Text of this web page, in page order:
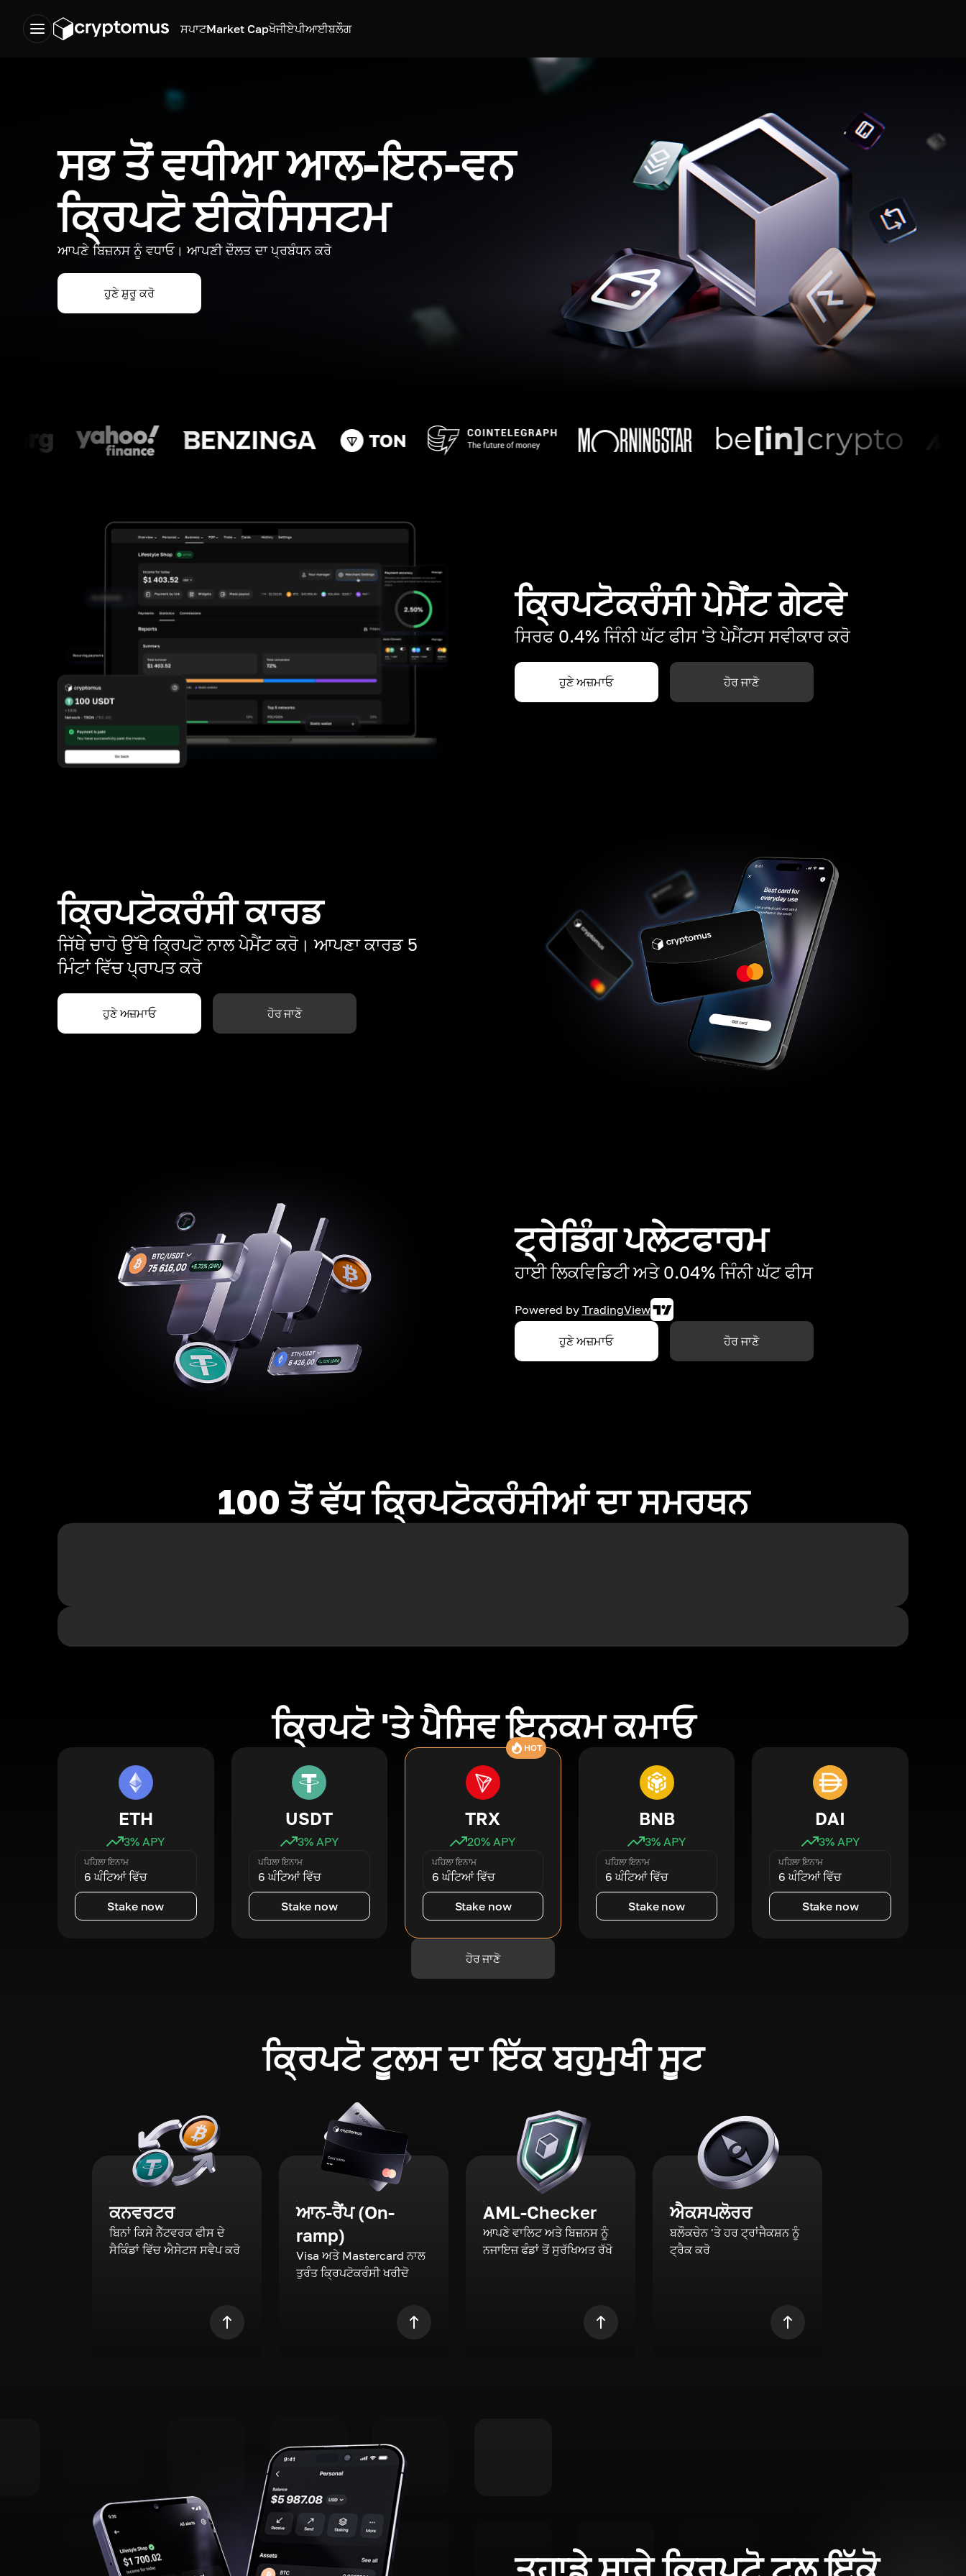
ਸਪਾਟMarket Capਖੋਜੀਏਪੀਆਈਬਲੌਗ
ਸਭ ਤੋਂ ਵਧੀਆ ਆਲ-ਇਨ-ਵਨ
ਕ੍ਰਿਪਟੋ ਈਕੋਸਿਸਟਮ
ਆਪਣੇ ਬਿਜ਼ਨਸ ਨੂੰ ਵਧਾਓ। ਆਪਣੀ ਦੌਲਤ ਦਾ ਪ੍ਰਬੰਧਨ ਕਰੋ
ਹੁਣੇ ਸ਼ੁਰੂ ਕਰੋ
ਕ੍ਰਿਪਟੋਕਰੰਸੀ ਪੇਮੈਂਟ ਗੇਟਵੇ
ਸਿਰਫ 0.4% ਜਿੰਨੀ ਘੱਟ ਫੀਸ 'ਤੇ ਪੇਮੈਂਟਸ ਸਵੀਕਾਰ ਕਰੋ
ਹੁਣੇ ਅਜ਼ਮਾਓ ਹੋਰ ਜਾਣੋ
ਕ੍ਰਿਪਟੋਕਰੰਸੀ ਕਾਰਡ
ਜਿੱਥੇ ਚਾਹੋ ਉੱਥੇ ਕ੍ਰਿਪਟੋ ਨਾਲ ਪੇਮੈਂਟ ਕਰੋ। ਆਪਣਾ ਕਾਰਡ 5
ਮਿੰਟਾਂ ਵਿੱਚ ਪ੍ਰਾਪਤ ਕਰੋ
ਹੁਣੇ ਅਜ਼ਮਾਓ ਹੋਰ ਜਾਣੋ
ਟ੍ਰੇਡਿੰਗ ਪਲੇਟਫਾਰਮ
ਹਾਈ ਲਿਕਵਿਡਿਟੀ ਅਤੇ 0.04% ਜਿੰਨੀ ਘੱਟ ਫੀਸ
Powered by TradingView
ਹੁਣੇ ਅਜ਼ਮਾਓ ਹੋਰ ਜਾਣੋ
100 ਤੋਂ ਵੱਧ ਕ੍ਰਿਪਟੋਕਰੰਸੀਆਂ ਦਾ ਸਮਰਥਨ
ਕ੍ਰਿਪਟੋ 'ਤੇ ਪੈਸਿਵ ਇਨਕਮ ਕਮਾਓ
ETH
3% APY
ਪਹਿਲਾ ਇਨਾਮ
6 ਘੰਟਿਆਂ ਵਿੱਚ
Stake now
USDT
3% APY
ਪਹਿਲਾ ਇਨਾਮ
6 ਘੰਟਿਆਂ ਵਿੱਚ
Stake now
HOT
TRX
20% APY
ਪਹਿਲਾ ਇਨਾਮ
6 ਘੰਟਿਆਂ ਵਿੱਚ
Stake now
BNB
3% APY
ਪਹਿਲਾ ਇਨਾਮ
6 ਘੰਟਿਆਂ ਵਿੱਚ
Stake now
DAI
3% APY
ਪਹਿਲਾ ਇਨਾਮ
6 ਘੰਟਿਆਂ ਵਿੱਚ
Stake now
ਹੋਰ ਜਾਣੋ
ਕ੍ਰਿਪਟੋ ਟੂਲਸ ਦਾ ਇੱਕ ਬਹੁਮੁਖੀ ਸੂਟ
ਕਨਵਰਟਰ
ਬਿਨਾਂ ਕਿਸੇ ਨੈੱਟਵਰਕ ਫੀਸ ਦੇ
ਸੈਕਿੰਡਾਂ ਵਿੱਚ ਐਸੇਟਸ ਸਵੈਪ ਕਰੋ
ਆਨ-ਰੈਂਪ (On-
ramp)
Visa ਅਤੇ Mastercard ਨਾਲ
ਤੁਰੰਤ ਕ੍ਰਿਪਟੋਕਰੰਸੀ ਖਰੀਦੋ
AML-Checker
ਆਪਣੇ ਵਾਲਿਟ ਅਤੇ ਬਿਜ਼ਨਸ ਨੂੰ
ਨਜਾਇਜ਼ ਫੰਡਾਂ ਤੋਂ ਸੁਰੱਖਿਅਤ ਰੱਖੋ
ਐਕਸਪਲੋਰਰ
ਬਲੌਕਚੇਨ 'ਤੇ ਹਰ ਟ੍ਰਾਂਜੈਕਸ਼ਨ ਨੂੰ
ਟ੍ਰੈਕ ਕਰੋ